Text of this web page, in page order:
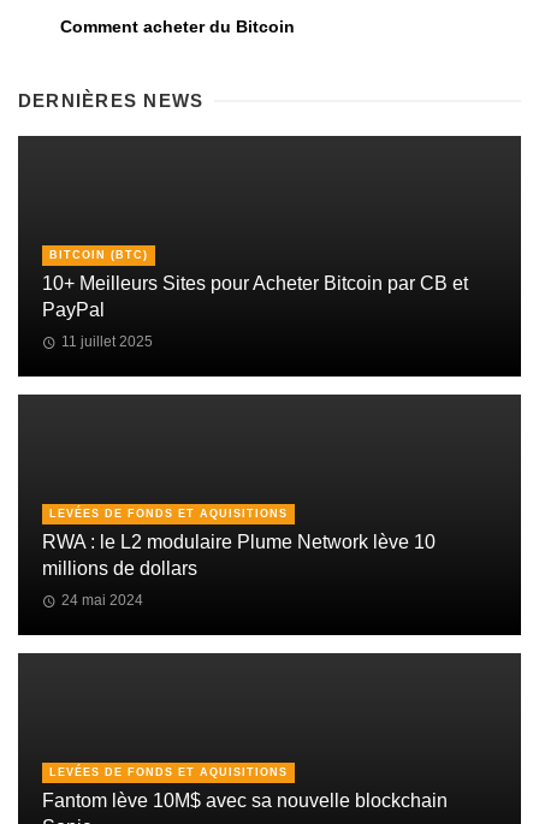
Comment acheter du Bitcoin
DERNIÈRES NEWS
BITCOIN (BTC)
10+ Meilleurs Sites pour Acheter Bitcoin par CB et
PayPal
11 juillet 2025
LEVÉES DE FONDS ET AQUISITIONS
RWA : le L2 modulaire Plume Network lève 10
millions de dollars
24 mai 2024
LEVÉES DE FONDS ET AQUISITIONS
Fantom lève 10M$ avec sa nouvelle blockchain